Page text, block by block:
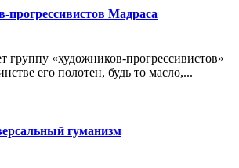
прогрессивистов Мадраса
группу «художников-прогрессивистов»
его полотен, будь то масло,...
гуманизм